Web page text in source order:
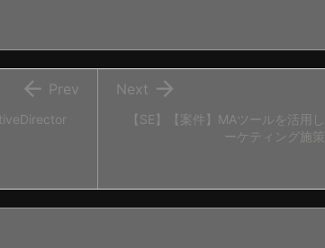
【SE】【案件】MAツールを活用
ーケティング施

Next
 Prev